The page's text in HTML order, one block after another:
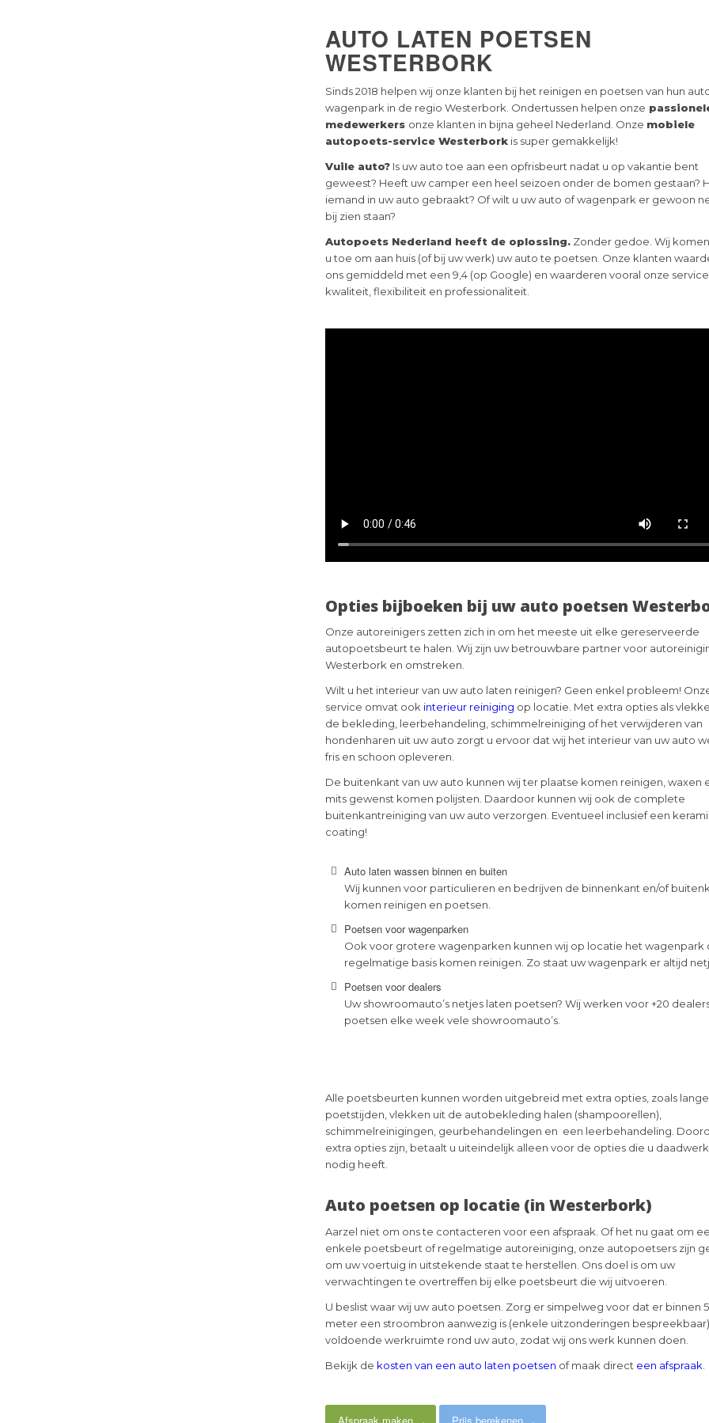
AUTO LATEN POETSEN
WESTERBORK
Sinds 2018 helpen wij onze klanten bij het reinigen en poetsen van hun
wagenpark in de regio Westerbork. Ondertussen helpen onze
medewerkers onze klanten in bijna geheel Nederland. Onze mobiele
autopoets-service Westerbork is super gemakkelijk!
Vuile auto? Is uw auto toe aan een opfrisbeurt nadat u op vakantie bent
geweest? Heeft uw camper een heel seizoen onder de bomen gestaan?
iemand in uw auto gebraakt? Of wilt u uw auto of wagenpark er gewoon
bij zien staan?
Autopoets Nederland heeft de oplossing. Zonder gedoe. Wij
u toe om aan huis (of bij uw werk) uw auto te poetsen. Onze klanten
ons gemiddeld met een 9,4 (op Google) en waarderen vooral onze
kwaliteit, flexibiliteit en professionaliteit.
Opties bijboeken bij uw auto poetsen
Onze autoreinigers zetten zich in om het meeste uit elke gereserveerde
autopoetsbeurt te halen. Wij zijn uw betrouwbare partner voor
Westerbork en omstreken.
Wilt u het interieur van uw auto laten reinigen? Geen enkel probleem!
service omvat ook interieur reiniging op locatie. Met extra opties als
de bekleding, leerbehandeling, schimmelreiniging of het verwijderen van
hondenharen uit uw auto zorgt u ervoor dat wij het interieur van uw auto
fris en schoon opleveren.
De buitenkant van uw auto kunnen wij ter plaatse komen reinigen, waxen
mits gewenst komen polijsten. Daardoor kunnen wij ook de complete
buitenkantreiniging van uw auto verzorgen. Eventueel inclusief een
coating!
Auto laten wassen binnen en buiten
Wij kunnen voor particulieren en bedrijven de binnenkant en/of
komen reinigen en poetsen.
Poetsen voor wagenparken
Ook voor grotere wagenparken kunnen wij op locatie het wagenpark
regelmatige basis komen reinigen. Zo staat uw wagenpark er altijd
Poetsen voor dealers
Uw showroomauto’s netjes laten poetsen? Wij werken voor +20
poetsen elke week vele showroomauto’s.
Alle poetsbeurten kunnen worden uitgebreid met extra opties, zoals
poetstijden, vlekken uit de autobekleding halen (shampoorellen),
schimmelreinigingen, geurbehandelingen en een leerbehandeling.
extra opties zijn, betaalt u uiteindelijk alleen voor de opties die u
nodig heeft.
Auto poetsen op locatie (in Westerbork)
Aarzel niet om ons te contacteren voor een afspraak. Of het nu gaat om
enkele poetsbeurt of regelmatige autoreiniging, onze autopoetsers zijn
om uw voertuig in uitstekende staat te herstellen. Ons doel is om uw
verwachtingen te overtreffen bij elke poetsbeurt die wij uitvoeren.
U beslist waar wij uw auto poetsen. Zorg er simpelweg voor dat er binnen
meter een stroombron aanwezig is (enkele uitzonderingen
voldoende werkruimte rond uw auto, zodat wij ons werk kunnen doen.
Bekijk de kosten van een auto laten poetsen of maak direct een afspraak
Afspraak maken Prijs berekenen